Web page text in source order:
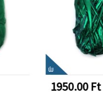
ÚJ
1950.00 Ft